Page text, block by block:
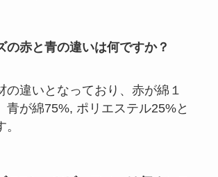
の赤と青の違いは何ですか？
の違いとなっており、赤が綿１
青が綿75%, ポリエステル25%と